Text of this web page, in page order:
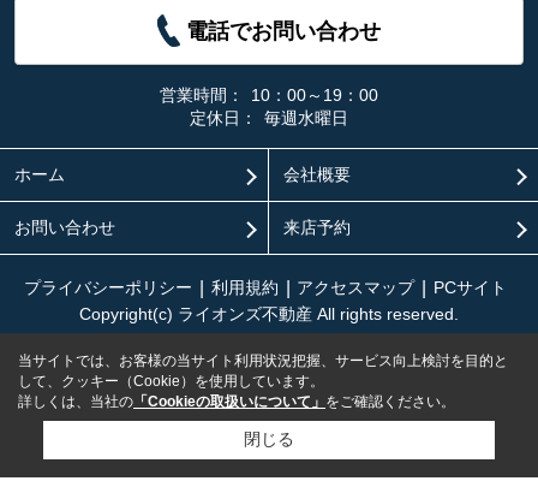
電話でお問い合わせ
営業時間：
10：00～19：00
定休日：
毎週水曜日
ホーム 会社概要
お問い合わせ 来店予約
プライバシーポリシー 利用規約 アクセスマップ
PCサイト
Copyright(c) ライオンズ不動産 All rights reserved.
当サイトでは、お客様の当サイト利用状況把握、サービス向上検討を目的と
して、クッキー（Cookie）を使用しています。
詳しくは、当社の 「Cookieの取扱いについて」 をご確認ください。
閉じる